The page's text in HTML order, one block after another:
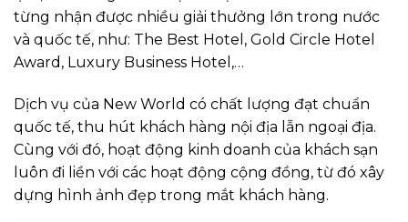
từng nhận được nhiều giải thưởng lớn trong nước
và quốc tế, như: The Best Hotel, Gold Circle Hotel
Award, Luxury Business Hotel,…
Dịch vụ của New World có chất lượng đạt chuẩn
quốc tế, thu hút khách hàng nội địa lẫn ngoại địa.
Cùng với đó, hoạt động kinh doanh của khách sạn
luôn đi liền với các hoạt động cộng đồng, từ đó xây
dựng hình ảnh đẹp trong mắt khách hàng.